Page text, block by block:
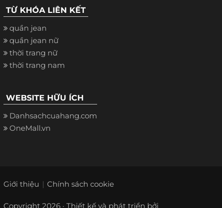
TỪ KHÓA LIÊN KẾT
quần jean
quần jean nữ
thời trang nữ
thời trang nam
WEBSITE HỮU ÍCH
Danhsachcuahang.com
OneMall.vn
Giới thiệu Chính sách cookie
Copyright 2026 · Thiết kế và phát triển bởi